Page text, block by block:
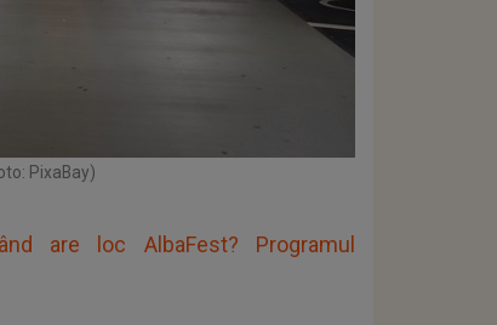
PixaBay)
are loc AlbaFest? Programul